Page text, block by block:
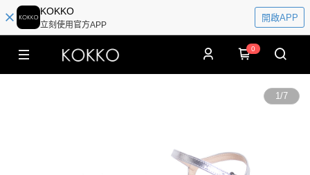
KOKKO
立刻使用官方APP
開啟APP
0
1/7